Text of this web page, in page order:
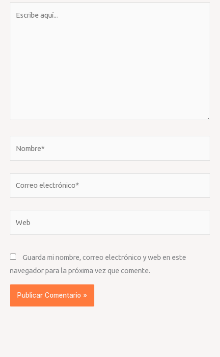
Guarda mi nombre, correo electrónico y web en este
navegador para la próxima vez que comente.